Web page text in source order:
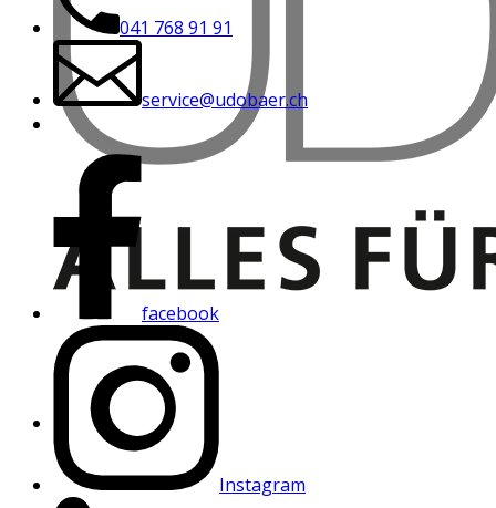
041 768 91 91
service@udobaer.ch
facebook
Instagram